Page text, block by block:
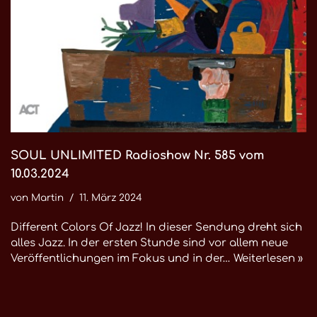
SOUL UNLIMITED Radioshow Nr. 585 vom
10.03.2024
von Martin 11. März 2024
Different Colors Of Jazz! In dieser Sendung dreht sich
alles Jazz. In der ersten Stunde sind vor allem neue
Veröffentlichungen im Fokus und in der… Weiterlesen »